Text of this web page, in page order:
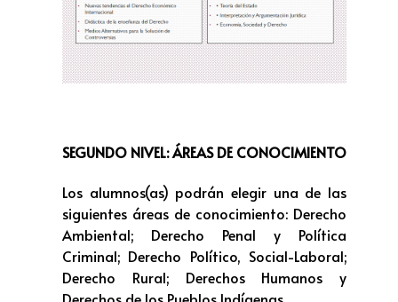
SEGUNDO NIVEL: ÁREAS DE CONOCIMIENTO
Los alumnos(as) podrán elegir una de las
siguientes áreas de conocimiento: Derecho
Ambiental; Derecho Penal y Política
Criminal; Derecho Político, Social-Laboral;
Derecho Rural; Derechos Humanos y